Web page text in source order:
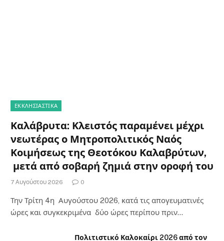
ΕΚΚΛΗΣΙΑΣΤΙΚΑ
Καλάβρυτα: Κλειστός παραμένει μέχρι
νεωτέρας ο Μητροπολιτικός Ναός
Κοιμήσεως της Θεοτόκου Καλαβρύτων,
μετά από σοβαρή ζημιά στην οροφή του
7 Αυγούστου 2026 0
Την Τρίτη 4η Αυγούστου 2026, κατά τις απογευματινές
ώρες και συγκεκριμένα δύο ώρες περίπου πριν…
Πολιτιστικό Καλοκαίρι 2026 από τον